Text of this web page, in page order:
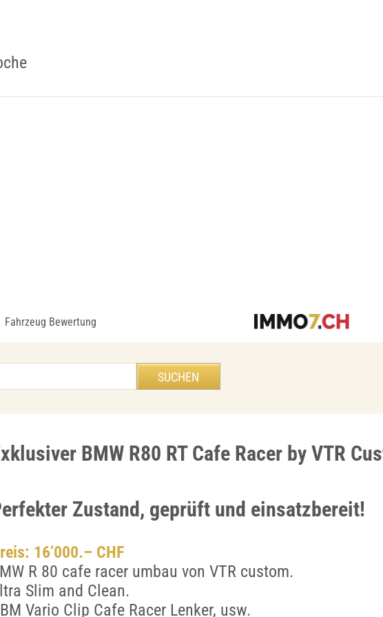
Fahrzeug Bewertung
BMW R80 RT Cafe Racer by VTR
Zustand, geprüft und einsatzbereit!
16’000.– CHF
R 80 cafe racer umbau von VTR custom.
Slim and Clean.
Vario Clip Cafe Racer Lenker, usw.